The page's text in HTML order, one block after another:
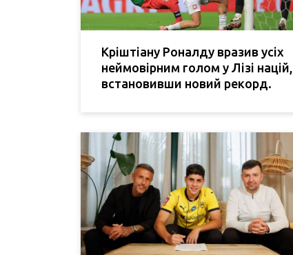
Кріштіану Роналду вразив усіх
неймовірним голом у Лізі націй,
встановивши новий рекорд.